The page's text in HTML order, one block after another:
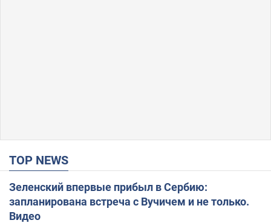
TOP NEWS
Зеленский впервые прибыл в Сербию:
запланирована встреча с Вучичем и не только.
Видео